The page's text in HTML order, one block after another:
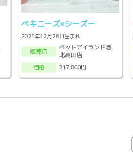
ペキニーズ×シーズー
2025年12月26日生まれ
販売店
ペットアイランド港
北高田店
価格
217,800円